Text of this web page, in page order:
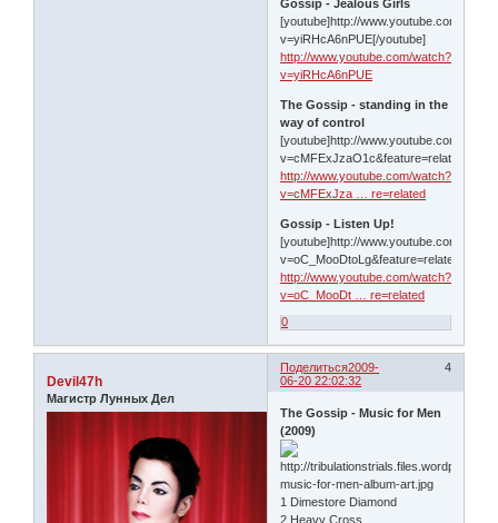
Gossip - Jealous Girls
[youtube]http://www.youtube.com/
v=yiRHcA6nPUE[/youtube]
http://www.youtube.com/watch?
v=yiRHcA6nPUE
The Gossip - standing in the
way of control
[youtube]http://www.youtube.com/
v=cMFExJzaO1c&feature=related[/
http://www.youtube.com/watch?
v=cMFExJza … re=related
Gossip - Listen Up!
[youtube]http://www.youtube.com/
v=oC_MooDtoLg&feature=related[/
http://www.youtube.com/watch?
v=oC_MooDt … re=related
0
Поделиться 4
2009-
06-20 22:02:32
Devil47h
Магистр Лунных Дел
The Gossip - Music for Men
(2009)
1 Dimestore Diamond
2 Heavy Cross